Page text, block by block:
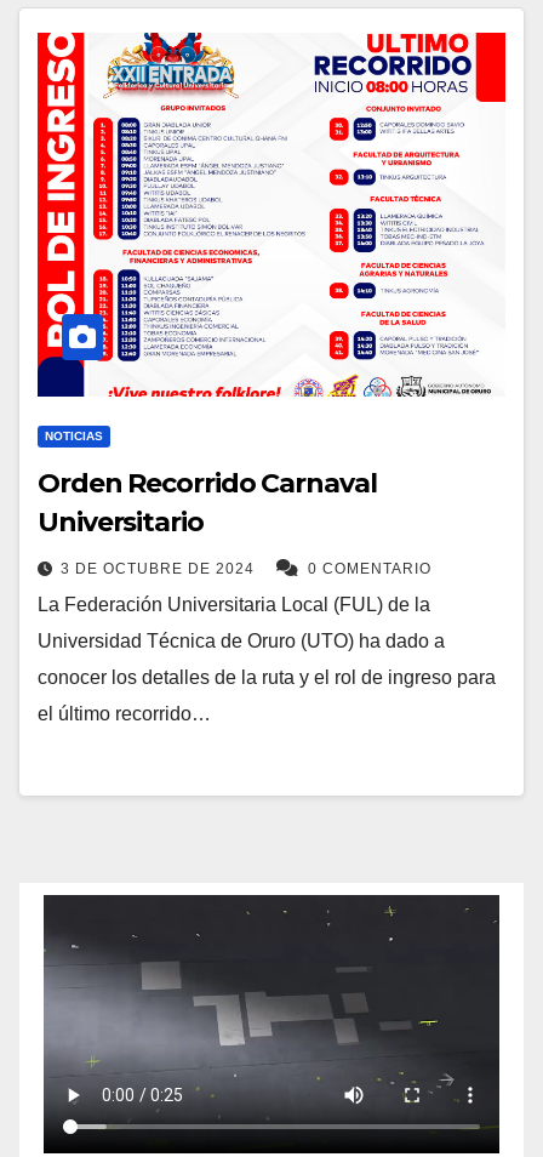
NOTICIAS
Orden Recorrido Carnaval
Universitario
3 DE OCTUBRE DE 2024 0 COMENTARIO
La Federación Universitaria Local (FUL) de la
Universidad Técnica de Oruro (UTO) ha dado a
conocer los detalles de la ruta y el rol de ingreso para
el último recorrido…